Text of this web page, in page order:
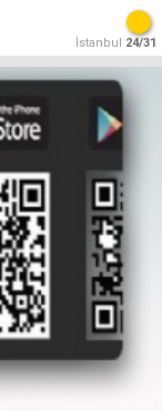
İstanbul 24/31